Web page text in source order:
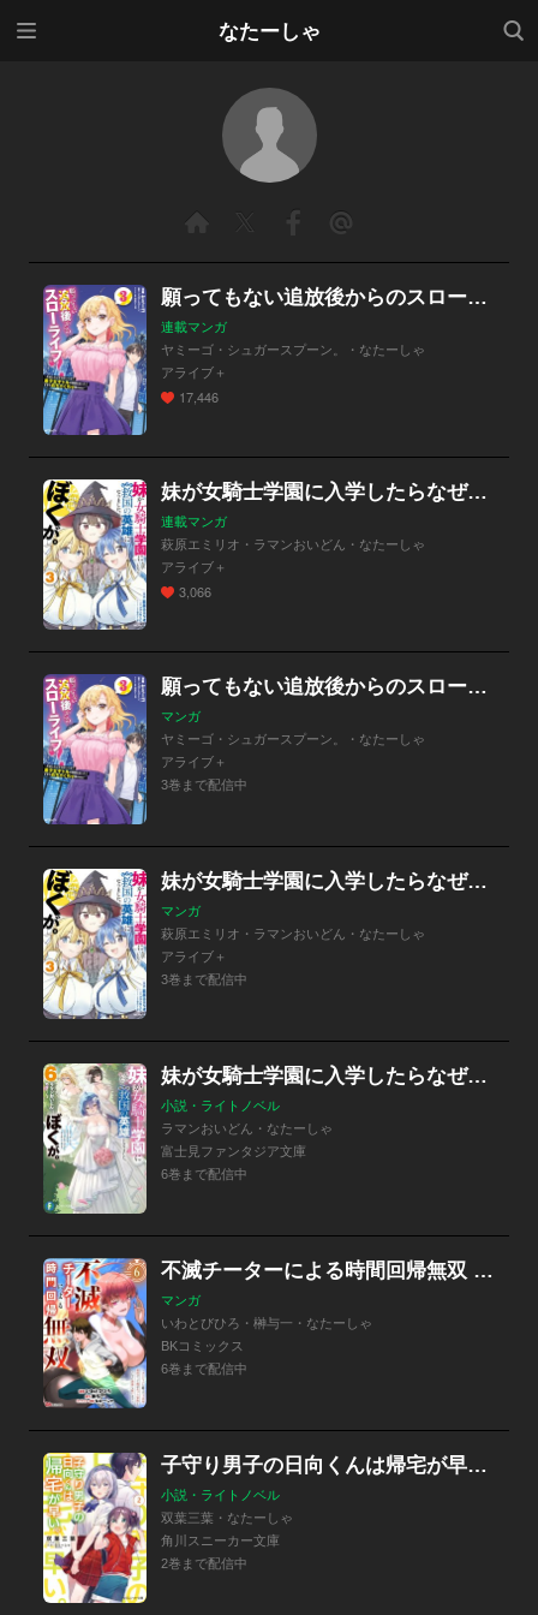
なたーしゃ
検索
願ってもない追放後からのスローライフ？ ～引退したはずが成り行きで美少女ギャルの師匠になったらなぜかめちゃくちゃ懐かれた～【分冊版】
連載マンガ
ヤミーゴ・シュガースプーン。・なたーしゃ
アライブ＋
17,446
妹が女騎士学園に入学したらなぜか救国の英雄になりました。ぼくが。【分冊版】
連載マンガ
萩原エミリオ・ラマンおいどん・なたーしゃ
アライブ＋
3,066
願ってもない追放後からのスローライフ？ ～引退したはずが成り行きで美少女ギャルの師匠になったらなぜかめちゃくちゃ懐かれた～
マンガ
ヤミーゴ・シュガースプーン。・なたーしゃ
アライブ＋
3巻まで配信中
妹が女騎士学園に入学したらなぜか救国の英雄になりました。ぼくが。
マンガ
萩原エミリオ・ラマンおいどん・なたーしゃ
アライブ＋
3巻まで配信中
妹が女騎士学園に入学したらなぜか救国の英雄になりました。ぼくが。
小説・ライトノベル
ラマンおいどん・なたーしゃ
富士見ファンタジア文庫
6巻まで配信中
不滅チーターによる時間回帰無双 ～ダンジョンに籠って1万年。最弱だった俺が失った家族とついでに世界も救います～ コミック版（分冊版）
マンガ
いわとびひろ・榊与一・なたーしゃ
BKコミックス
6巻まで配信中
子守り男子の日向くんは帰宅が早い。
小説・ライトノベル
双葉三葉・なたーしゃ
角川スニーカー文庫
2巻まで配信中